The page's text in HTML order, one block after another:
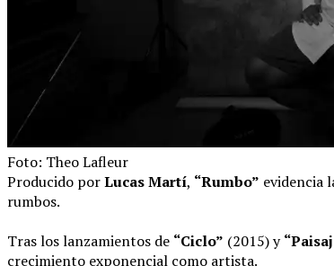
Foto: Theo Lafleur
Producido porLucas Martí, “Rumbo” evidencia
rumbos.
Tras los lanzamientos de “Ciclo” (2015) y
crecimiento exponencial como artista.